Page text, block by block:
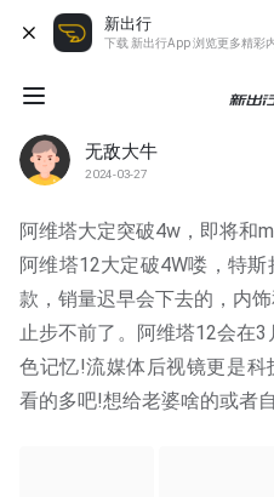
新出行
下载 新出行App 浏览更多精彩
无敌大牛
2024-03-27
阿维塔大定突破4w，即将和
阿维塔12大定破4W喽，特
款，销量迟早会下去的，内
止步不前了。阿维塔12会在
色记忆!流媒体后视镜更是
看的多吧!想给老婆啥的或者